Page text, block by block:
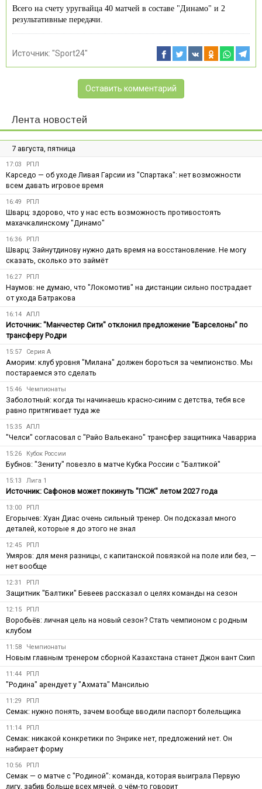
Всего на счету уругвайца 40 матчей в составе "Динамо" и 2
результативные передачи.
Источник: "Sport24"
Оставить комментарий
Лента новостей
7 августа, пятница
17:03 РПЛ
Карседо — об уходе Ливая Гарсии из "Спартака": нет возможности
всем давать игровое время
16:49 РПЛ
Шварц: здорово, что у нас есть возможность противостоять
махачкалинскому "Динамо"
16:36 РПЛ
Шварц: Зайнутдинову нужно дать время на восстановление. Не могу
сказать, сколько это займёт
16:27 РПЛ
Наумов: не думаю, что "Локомотив" на дистанции сильно пострадает
от ухода Батракова
16:14 АПЛ
Источник: "Манчестер Сити" отклонил предложение "Барселоны" по
трансферу Родри
15:57 Серия А
Аморим: клуб уровня "Милана" должен бороться за чемпионство. Мы
постараемся это сделать
15:46 Чемпионаты
Заболотный: когда ты начинаешь красно-синим с детства, тебя все
равно притягивает туда же
15:35 АПЛ
"Челси" согласовал с "Райо Вальекано" трансфер защитника Чаварриа
15:26 Кубок России
Бубнов: "Зениту" повезло в матче Кубка России с "Балтикой"
15:13 Лига 1
Источник: Сафонов может покинуть "ПСЖ" летом 2027 года
13:00 РПЛ
Егорычев: Хуан Диас очень сильный тренер. Он подсказал много
деталей, которые я до этого не знал
12:45 РПЛ
Умяров: для меня разницы, с капитанской повязкой на поле или без, —
нет вообще
12:31 РПЛ
Защитник "Балтики" Бевеев рассказал о целях команды на сезон
12:15 РПЛ
Воробьёв: личная цель на новый сезон? Стать чемпионом с родным
клубом
11:58 Чемпионаты
Новым главным тренером сборной Казахстана станет Джон вант Схип
11:44 РПЛ
"Родина" арендует у "Ахмата" Мансилью
11:29 РПЛ
Семак: нужно понять, зачем вообще вводили паспорт болельщика
11:14 РПЛ
Семак: никакой конкретики по Энрике нет, предложений нет. Он
набирает форму
10:56 РПЛ
Семак — о матче с "Родиной": команда, которая выиграла Первую
лигу, забив больше всех мячей, о чём-то говорит